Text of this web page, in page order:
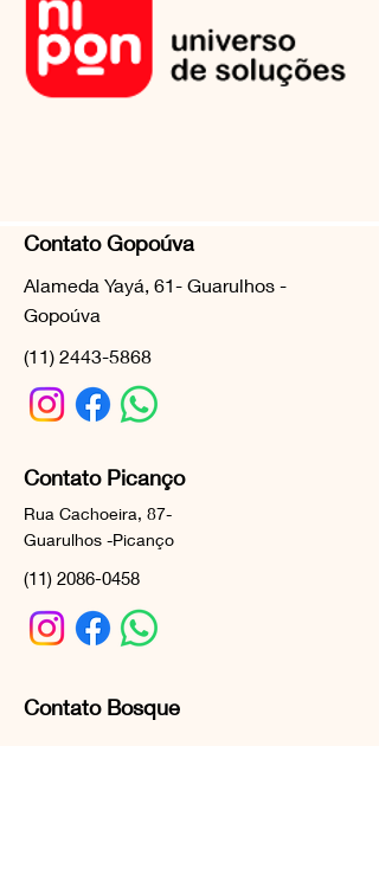
Contato Gopoúva
Alameda Yayá, 61- Guarulhos -
Gopoúva
(11) 2443-5868
Contato Picanço
Rua Cachoeira, 87-
Guarulhos -Picanço
(11) 2086-0458
Contato Bosque